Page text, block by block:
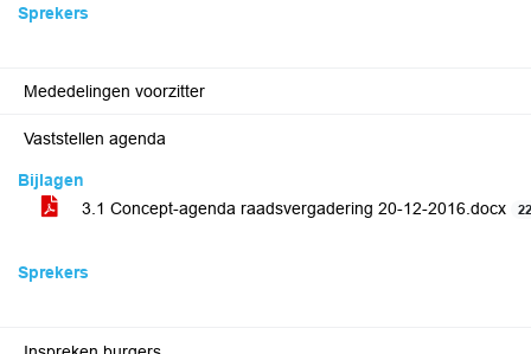
Sprekers
Mededelingen voorzitter
Vaststellen agenda
Bijlagen
3.1 Concept-agenda raadsvergadering 20-12-2016.docx
Sprekers